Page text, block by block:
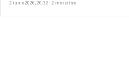
2 iunie 2026, 20:32 · 2 min citire